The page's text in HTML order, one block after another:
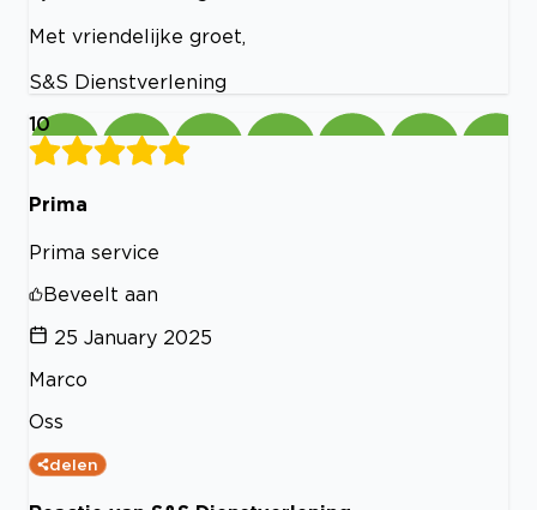
Met vriendelijke groet,
S&S Dienstverlening
10
Prima
Prima service
Beveelt aan
25 January 2025
Marco
Oss
delen